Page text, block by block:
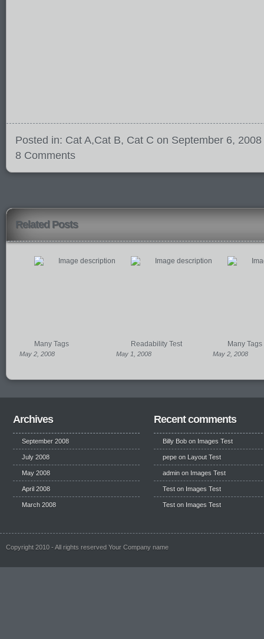
Posted in: Cat A,Cat B, Cat C on September 6, 2008
8 Comments
Related Posts
Many Tags
May 2, 2008
Readability Test
May 1, 2008
Many Tags
May 2, 2008
Archives
September 2008
July 2008
May 2008
April 2008
March 2008
Recent comments
Billy Bob on Images Test
pepe on Layout Test
admin on Images Test
Test on Images Test
Test on Images Test
Copyright 2010 - All rights reserved Your Company name